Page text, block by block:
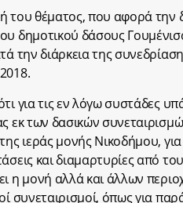
του θέματος, που αφορά
δημοτικού δάσους
την διάρκεια της
για τις εν λόγω συστάδες
εκ των δασικών
ιεράς μονής Νικοδήμου,
και διαμαρτυρίες από
η μονή αλλά και άλλων
συνεταιρισμοί, όπως για